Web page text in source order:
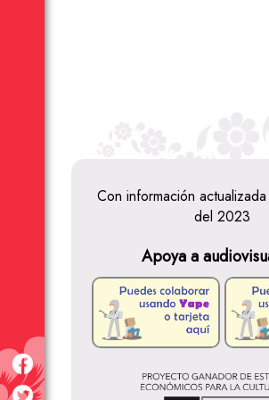
Alberto Borello
Alberto
Herskovits
Alberto Soria Aldo Miyashiro
Con información
del 2023
Apoya a